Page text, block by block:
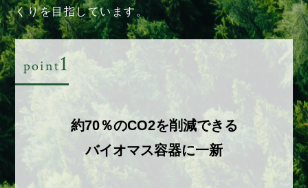
くりを目指しています。
point1
約70％のCO2を削減できる
バイオマス容器に一新